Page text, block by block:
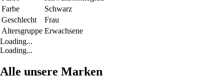
Farbe
Schwarz
Geschlecht
Frau
Altersgruppe Erwachsene
Loading...
Loading...
Alle unsere Marken